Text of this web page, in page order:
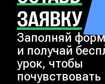
ЗАЯВКУ
Заполняй
и получай
урок, чтобы